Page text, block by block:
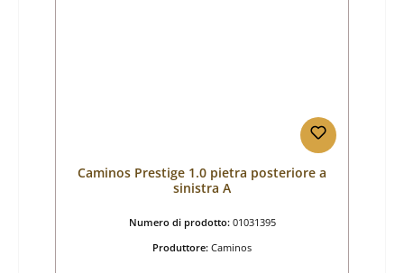
Caminos Prestige 1.0 pietra posteriore a
sinistra A
Numero di prodotto: 01031395
Produttore: Caminos